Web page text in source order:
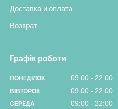
Доставка и оплата
Возврат
Графік роботи
ПОНЕДІЛОК 09:00 22:00
ВІВТОРОК 09:00 22:00
СЕРЕДА 09:00 22:00